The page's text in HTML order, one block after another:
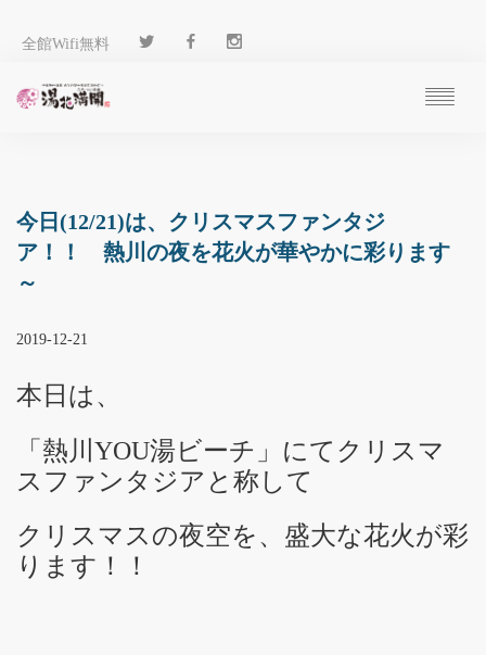
全館Wifi無料
客 室
温 泉
料 理
アクセス
ENGLISH
今日(12/21)は、クリスマスファンタジ
ア！！ 熱川の夜を花火が華やかに彩ります
～
2019-12-21
本日は、
「熱川YOU湯ビーチ」にてクリスマ
スファンタジアと称して
クリスマスの夜空を、盛大な花火が彩
ります！！